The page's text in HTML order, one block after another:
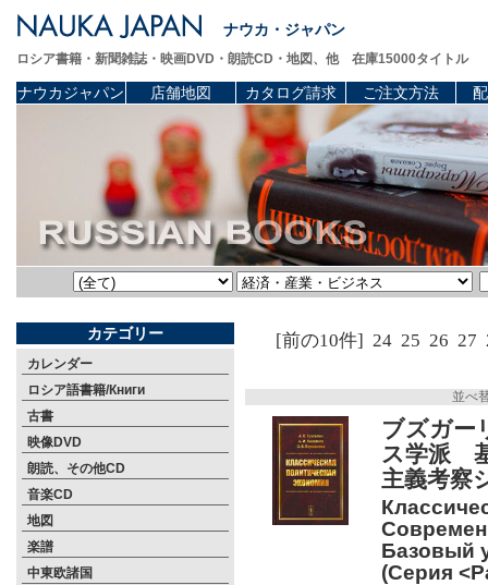
ナウカ・ジャパン
ロシア書籍・新聞雑誌・映画DVD・朗読CD・地図、他 在庫15000タイトル
ナウカジャパン 店舗地図 カタログ請求 ご注文方法
カテゴリー
カレンダー
ロシア語書籍/Книги
古書
映像DVD
朗読、その他CD
音楽CD
地図
楽譜
中東欧諸国
[前の10件] 24 25 26 27
並べ
ブズガ
ス学派
主義考察
Базовый
(Серия